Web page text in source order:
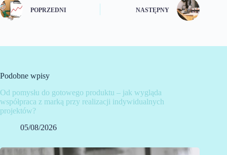
POPRZEDNI NASTĘPNY
Podobne wpisy
Od pomysłu do gotowego produktu – jak wygląda
współpraca z marką przy realizacji indywidualnych
projektów?
05/08/2026